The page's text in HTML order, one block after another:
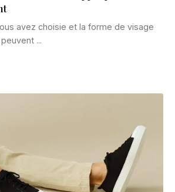
avez choisie et la forme de visage
...